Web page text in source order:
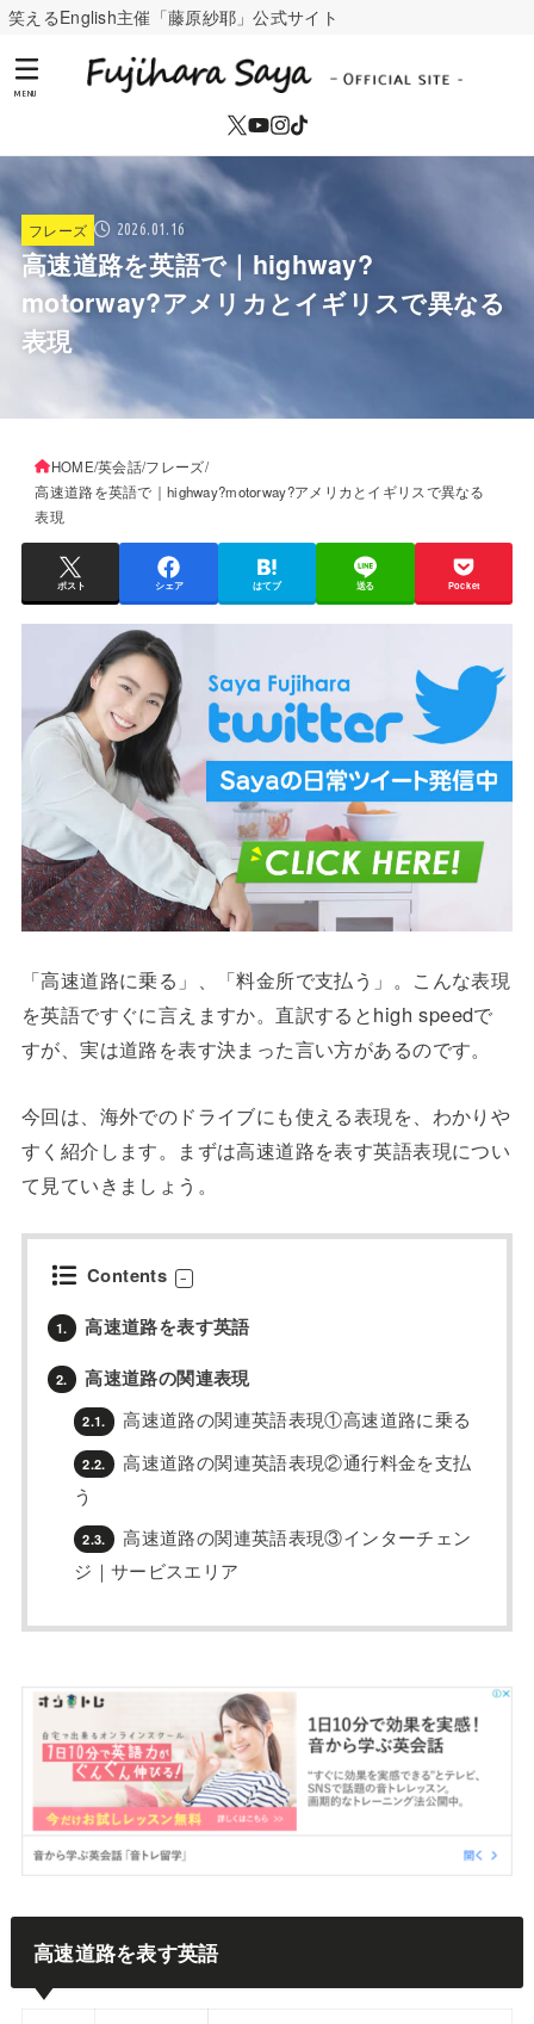
笑えるEnglish主催「藤原紗耶」公式サイト
MENU
フレーズ 2026.01.16
高速道路を英語で｜highway?
motorway?アメリカとイギリスで異なる
表現
HOME 英会話 フレーズ
高速道路を英語で｜highway?motorway?アメリカとイギリスで異なる
表現
ポスト シェア はてブ 送る Pocket
「高速道路に乗る」、「料金所で支払う」。こんな表現
を英語ですぐに言えますか。直訳するとhigh speedで
すが、実は道路を表す決まった言い方があるのです。
今回は、海外でのドライブにも使える表現を、わかりや
すく紹介します。まずは高速道路を表す英語表現につい
て見ていきましょう。
Contents
1. 高速道路を表す英語
2. 高速道路の関連表現
2.1. 高速道路の関連英語表現①高速道路に乗る
2.2.
高速道路の関連英語表現②通行料金を支払
う
2.3.
高速道路の関連英語表現③インターチェン
ジ｜サービスエリア
高速道路を表す英語